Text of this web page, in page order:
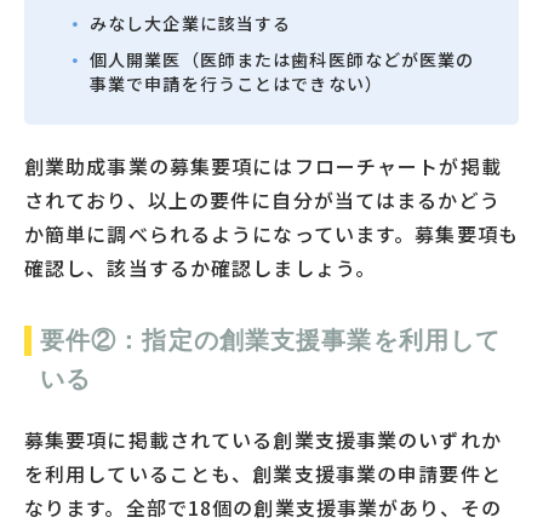
みなし大企業に該当する
個人開業医（医師または歯科医師などが医業の
事業で申請を行うことはできない）
創業助成事業の募集要項にはフローチャートが掲載
されており、以上の要件に自分が当てはまるかどう
か簡単に調べられるようになっています。募集要項も
確認し、該当するか確認しましょう。
要件②：指定の創業支援事業を利用して
いる
募集要項に掲載されている創業支援事業のいずれか
を利用していることも、創業支援事業の申請要件と
なります。全部で18個の創業支援事業があり、その